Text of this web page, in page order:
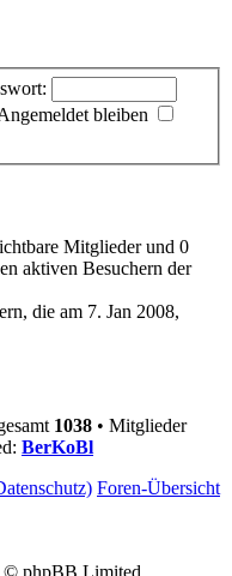
bleiben
Mitglieder und 0
aktiven Besuchern der
die am 7. Jan 2008,
1038 • Mitglieder
BerKoBl
Foren-Übersicht